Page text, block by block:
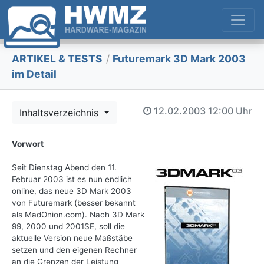
ARTIKEL & TESTS / Futuremark 3D Mark 2003
im Detail
Inhaltsverzeichnis 12.02.2003 12:00 Uhr
Vorwort
Seit Dienstag Abend den 11.
Februar 2003 ist es nun endlich
online, das neue 3D Mark 2003
von Futuremark (besser bekannt
als MadOnion.com). Nach 3D Mark
99, 2000 und 2001SE, soll die
aktuelle Version neue Maßstäbe
setzen und den eigenen Rechner
an die Grenzen der Leistung